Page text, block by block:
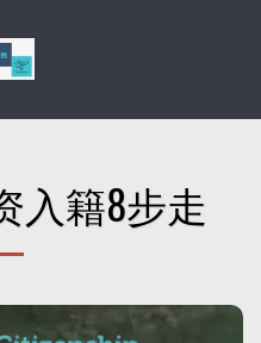
入籍8步走